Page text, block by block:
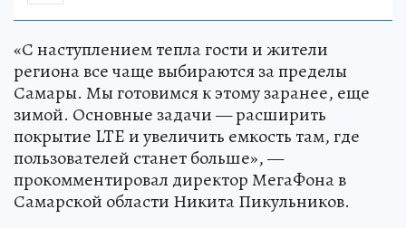
«С наступлением тепла гости и жители
региона все чаще выбираются за пределы
Самары. Мы готовимся к этому заранее, еще
зимой. Основные задачи — расширить
покрытие LTE и увеличить емкость там, где
пользователей станет больше», —
прокомментировал директор МегаФона в
Самарской области Никита Пикульников.